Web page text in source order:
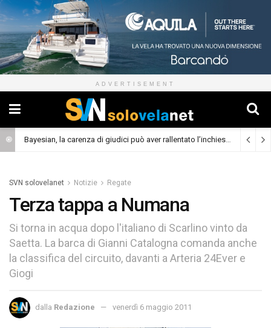
ADVERTISEMENT
Bayesian, la carenza di giudici può aver rallentato l’inchiesta (Cronaca)
SVN solovelanet Notizie Regate
Terza tappa a Numana
Si torna in acqua dopo l'italiano di Scarlino vinto da
Saetta. La barca di Gianni Catalogna comanda anche
la classifica del circuito, davanti a Arteria 24Ever e
Giogi
dalla Redazione venerdì 6 maggio 2011